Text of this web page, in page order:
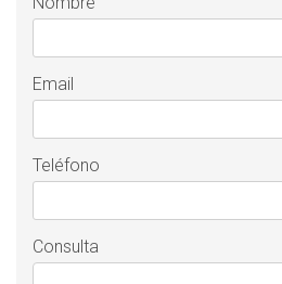
Email
Teléfono
Consulta